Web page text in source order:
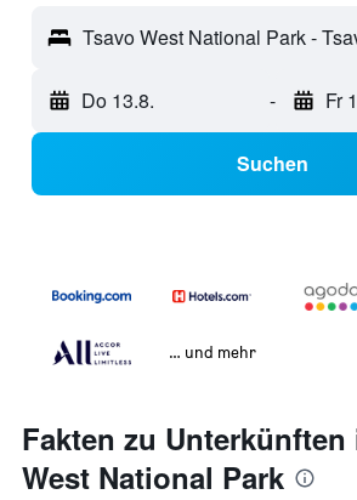
Tsavo West National Park -
Do 13.8. - Fr
Suchen
… und mehr
Fakten zu Unterkünften
West National Park